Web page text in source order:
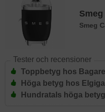
Smeg
Smeg
Tester och recensioner
Toppbetyg hos
Höga betyg hos
Hundratals höga